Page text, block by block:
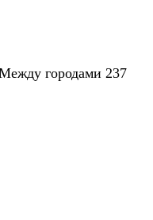
городами 237